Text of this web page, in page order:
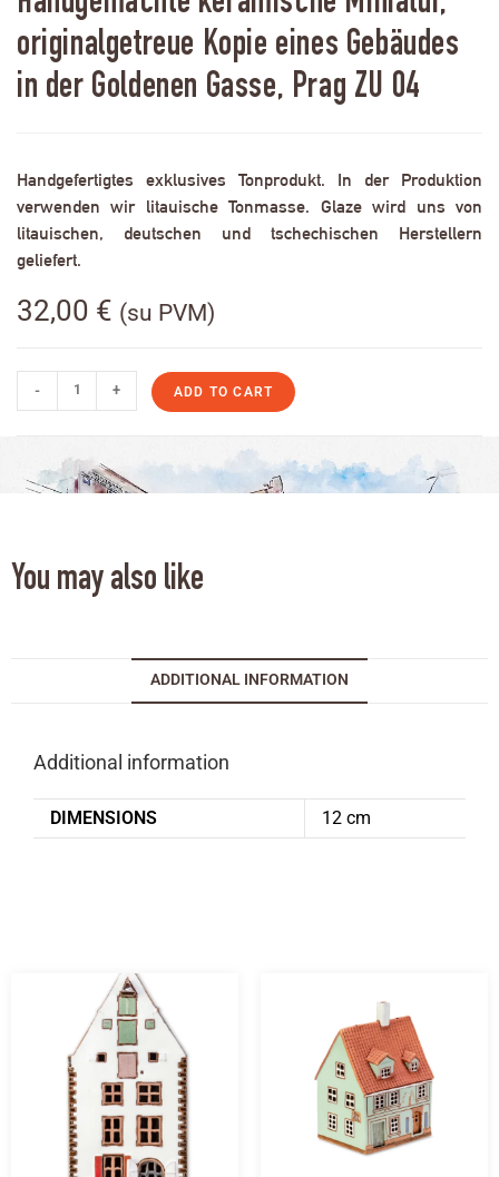
originalgetreue Kopie eines Gebäudes
in der Goldenen Gasse, Prag ZU 04
Handgefertigtes exklusives Tonprodukt. In der Produktion
verwenden wir litauische Tonmasse. Glaze wird uns von
litauischen, deutschen und tschechischen Herstellern
geliefert.
32,00 € (su PVM)
- + ADD TO CART
You may also like
ADDITIONAL INFORMATION
Additional information
DIMENSIONS 12 cm